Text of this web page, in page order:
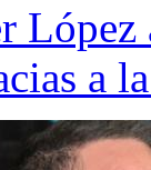
López
a